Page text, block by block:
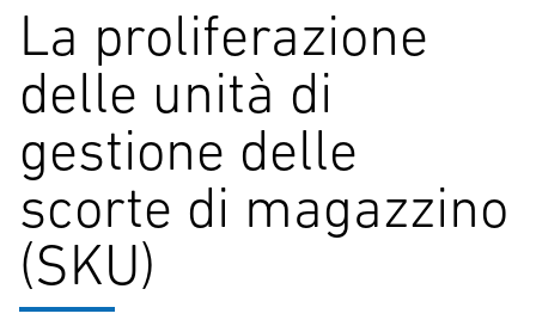
La proliferazione
delle unità di
gestione delle
scorte di magazzino
(SKU)